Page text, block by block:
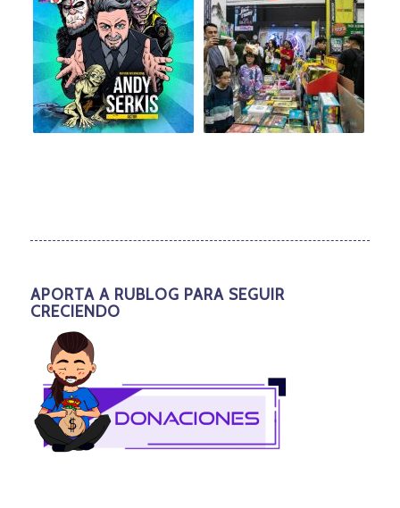
APORTA A RUBLOG PARA SEGUIR
CRECIENDO